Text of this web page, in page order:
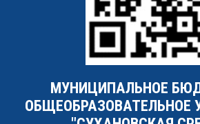
МУНИЦИПАЛЬНОЕ
ОБЩЕОБРАЗОВАТЕЛЬНОЕ